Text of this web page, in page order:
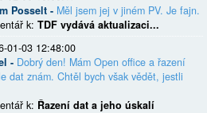
Posselt - Měl jsem jej v jiném PV. Je fajn.
k: TDF vydává aktualizaci...
01-03 12:48:00
- Dobrý den! Mám Open office a řazení
dat znám. Chtěl bych však vědět, jestli
k: Řazení dat a jeho úskalí